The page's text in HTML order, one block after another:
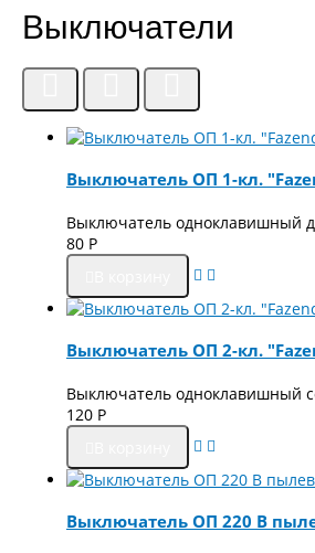
Выключатели
Выключатель ОП 1-кл.
Выключатель одноклавишный
80 Р
Выключатель ОП 2-кл.
Выключатель одноклавишный
120 Р
Выключатель ОП 220 В